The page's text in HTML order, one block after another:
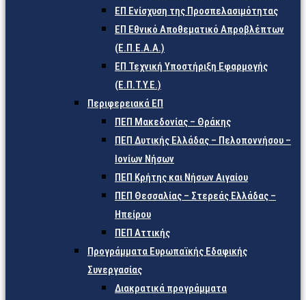
ΕΠ Ενίσχυση της Προσπελασιμότητας
ΕΠ Εθνικό Αποθεματικό Απροβλέπτων
(Ε.Π.Ε.Α.Α.)
ΕΠ Τεχνική Υποστήριξη Εφαρμογής
(Ε.Π.Τ.Υ.Ε.)
Περιφερειακά ΕΠ
ΠΕΠ Μακεδονίας – Θράκης
ΠΕΠ Δυτικής Ελλάδας – Πελοποννήσου –
Ιονίων Νήσων
ΠΕΠ Κρήτης και Νήσων Αιγαίου
ΠΕΠ Θεσσαλίας – Στερεάς Ελλάδας –
Ηπείρου
ΠΕΠ Αττικής
Προγράμματα Ευρωπαϊκής Εδαφικής
Συνεργασίας
Διακρατικά προγράμματα